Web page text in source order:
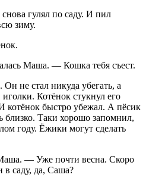
гулял по саду. И пил
зиму.
Маша. — Кошка тебя съест.
не стал никуда убегать, а
Котёнок стукнул его
быстро убежал. А пёсик
близко. Таки хорошо запомнил,
году. Ёжики могут сделать
— Уже почти весна. Скоро
в саду, да, Саша?